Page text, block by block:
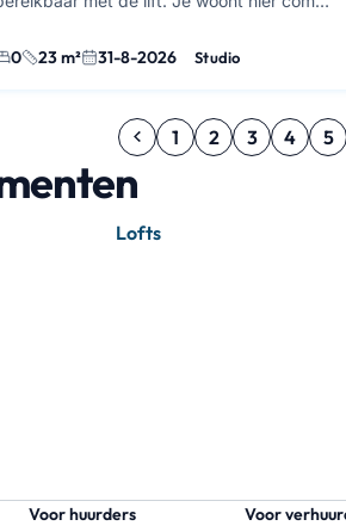
0 23 m² 31-8-2026 Studio
1 2 3 4 5
Lofts
Voor huurders Voor